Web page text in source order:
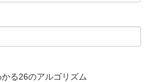
る26のアルゴリズム